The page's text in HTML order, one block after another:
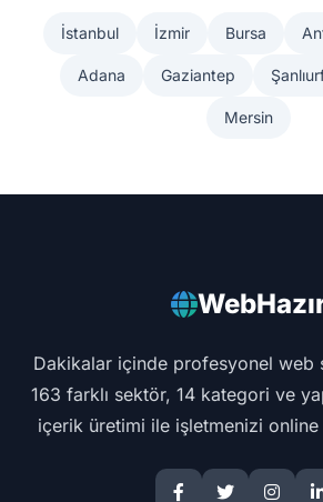
İstanbul İzmir Bursa
Adana Gaziantep
Mersin
Dakikalar içinde profesyonel web
163 farklı sektör, 14 kategori ve
içerik üretimi ile işletmenizi online